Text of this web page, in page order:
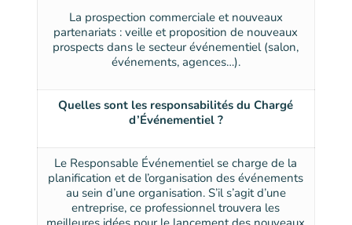
La prospection commerciale et nouveaux
partenariats : veille et proposition de nouveaux
prospects dans le secteur événementiel (salon,
événements, agences…).
Quelles sont les responsabilités du Chargé
d’Événementiel ?
Le Responsable Événementiel se charge de la
planification et de l’organisation des événements
au sein d’une organisation. S’il s’agit d’une
entreprise, ce professionnel trouvera les